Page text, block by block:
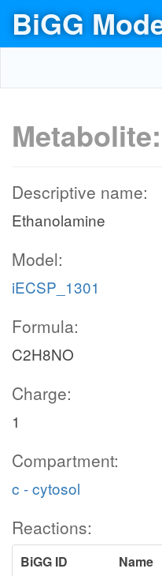
BiGG
Metabolite:
Descriptive name:
Ethanolamine
Model:
iECSP_1301
Formula:
C2H8NO
Charge:
1
Compartment:
c - cytosol
Reactions:
BiGG ID
Name